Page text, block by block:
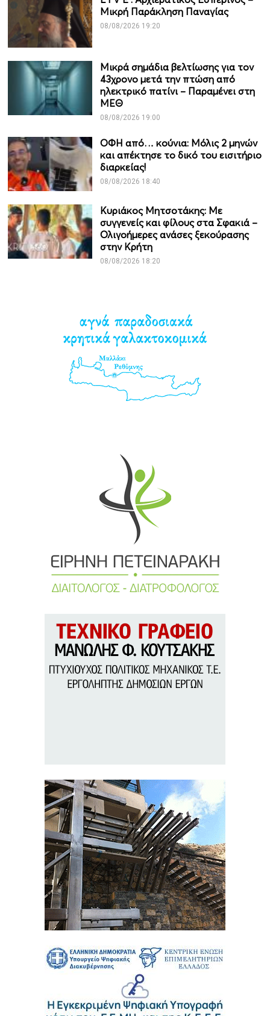
Μικρή Παράκληση Παναγίας
08/08/2026 19:20
Μικρά σημάδια βελτίωσης για τον
43χρονο μετά την πτώση από
ηλεκτρικό πατίνι – Παραμένει στη
ΜΕΘ
08/08/2026 19:00
ΟΦΗ από… κούνια: Μόλις 2 μηνών
και απέκτησε το δικό του εισιτήριο
διαρκείας!
08/08/2026 18:40
Κυριάκος Μητσοτάκης: Με
συγγενείς και φίλους στα Σφακιά –
Ολιγοήμερες ανάσες ξεκούρασης
στην Κρήτη
08/08/2026 18:20